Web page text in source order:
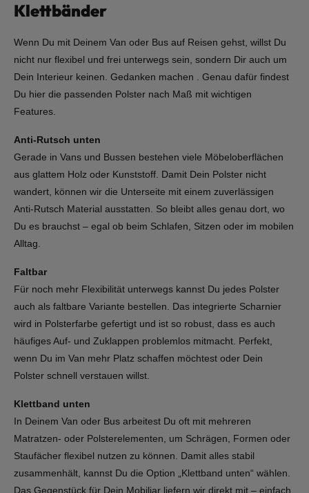
Klettbänder
Wenn Du mit Deinem Van oder Bus auf Reisen gehst, willst Du
nicht nur flexibel und frei unterwegs sein, sondern Dir auch um
Dein Interieur keinen. Gedanken machen . Genau dafür findest
Du hier die passenden Polster nach Maß mit wichtigen
Features.
Anti-Rutsch unten
Gerade in Vans und Bussen bestehen viele Möbeloberflächen
aus glattem Holz oder Kunststoff. Damit Dein Polster nicht
wandert, können wir die Unterseite mit einem zuverlässigen
Anti-Rutsch Material ausstatten. So bleibt alles genau dort, wo
Du es brauchst – egal ob beim Schlafen, Sitzen oder im mobilen
Alltag.
Faltbar
Für noch mehr Flexibilität unterwegs kannst Du jedes Polster
auch als faltbare Variante bestellen. Das integrierte Scharnier
wird in Polsterfarbe gefertigt und ist so robust, dass es auch
häufiges Auf- und Zuklappen problemlos mitmacht. Perfekt,
wenn Du im Van mehr Platz schaffen möchtest oder Dein
Polster schnell verstauen willst.
Klettband unten
In Deinem Van oder Bus arbeitest Du oft mit mehreren
Matratzen- oder Polsterelementen, um Schrägen, Formen oder
Staufächer flexibel nutzen zu können. Damit alles stabil
zusammenhält, kannst Du die Option „Klettband unten“ wählen.
Das Gegenstück für Dein Mobiliar liefern wir direkt mit – einfach